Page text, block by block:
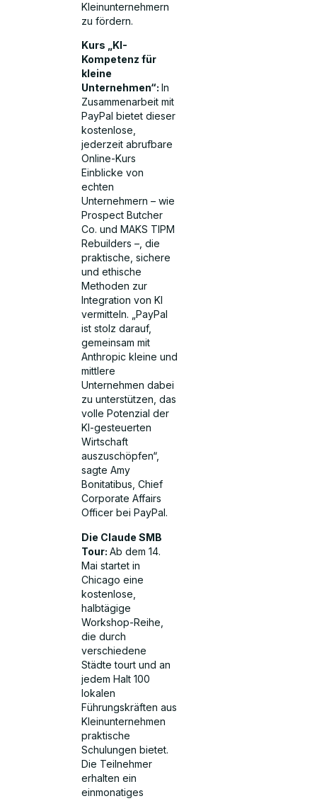
Kleinunternehmern
zu fördern.
Kurs „KI-
Kompetenz für
kleine
Unternehmen“: In
Zusammenarbeit mit
PayPal bietet dieser
kostenlose,
jederzeit abrufbare
Online-Kurs
Einblicke von
echten
Unternehmern – wie
Prospect Butcher
Co. und MAKS TIPM
Rebuilders –, die
praktische, sichere
und ethische
Methoden zur
Integration von KI
vermitteln. „PayPal
ist stolz darauf,
gemeinsam mit
Anthropic kleine und
mittlere
Unternehmen dabei
zu unterstützen, das
volle Potenzial der
KI-gesteuerten
Wirtschaft
auszuschöpfen“,
sagte Amy
Bonitatibus, Chief
Corporate Affairs
Officer bei PayPal.
Die Claude SMB
Tour:Ab dem 14.
Mai startet in
Chicago eine
kostenlose,
halbtägige
Workshop-Reihe,
die durch
verschiedene
Städte tourt und an
jedem Halt 100
lokalen
Führungskräften aus
Kleinunternehmen
praktische
Schulungen bietet.
Die Teilnehmer
erhalten ein
einmonatiges